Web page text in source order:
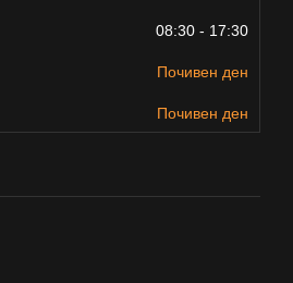
08:30 - 17:30
Почивен ден
Почивен ден